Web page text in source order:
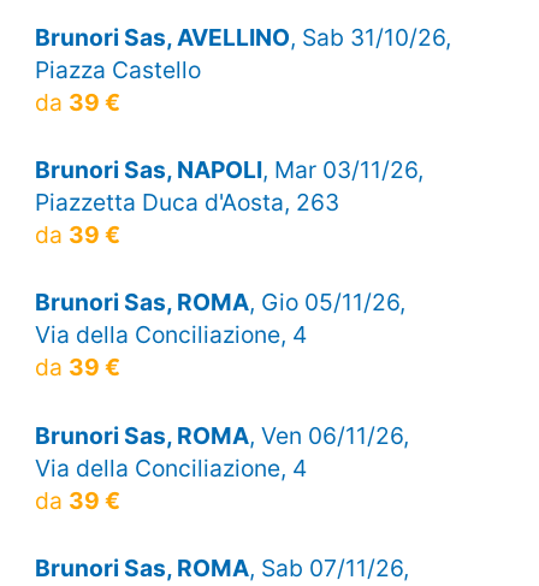
Brunori Sas, AVELLINO, Sab 31/10/26,
Piazza Castello
da 39 €
Brunori Sas, NAPOLI, Mar 03/11/26,
Piazzetta Duca d'Aosta, 263
da 39 €
Brunori Sas, ROMA, Gio 05/11/26,
Via della Conciliazione, 4
da 39 €
Brunori Sas, ROMA, Ven 06/11/26,
Via della Conciliazione, 4
da 39 €
Brunori Sas, ROMA, Sab 07/11/26,